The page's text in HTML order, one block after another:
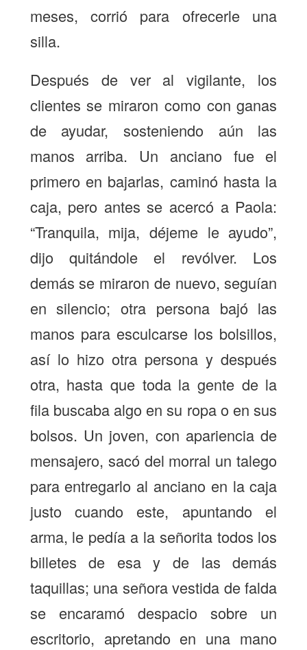
meses, corrió para ofrecerle una
silla.
Después de ver al vigilante, los
clientes se miraron como con ganas
de ayudar, sosteniendo aún las
manos arriba. Un anciano fue el
primero en bajarlas, caminó hasta la
caja, pero antes se acercó a Paola:
“Tranquila, mija, déjeme le ayudo”,
dijo quitándole el revólver. Los
demás se miraron de nuevo, seguían
en silencio; otra persona bajó las
manos para esculcarse los bolsillos,
así lo hizo otra persona y después
otra, hasta que toda la gente de la
fila buscaba algo en su ropa o en sus
bolsos. Un joven, con apariencia de
mensajero, sacó del morral un talego
para entregarlo al anciano en la caja
justo cuando este, apuntando el
arma, le pedía a la señorita todos los
billetes de esa y de las demás
taquillas; una señora vestida de falda
se encaramó despacio sobre un
escritorio, apretando en una mano